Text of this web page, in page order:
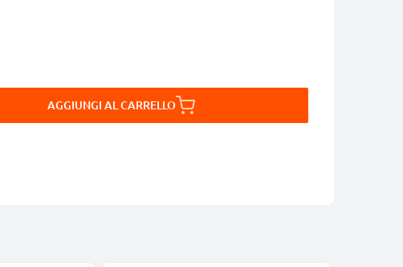
AGGIUNGI AL CARRELLO